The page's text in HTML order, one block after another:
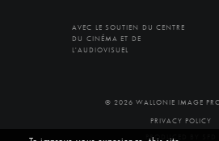
AVEC LE SOUTIEN DU CENTRE
DU CINÉMA ET DE
L'AUDIOVISUEL
© 2026 WALLONIE IMAGE
PRIVACY POLICY
PRODUCED BY SFD